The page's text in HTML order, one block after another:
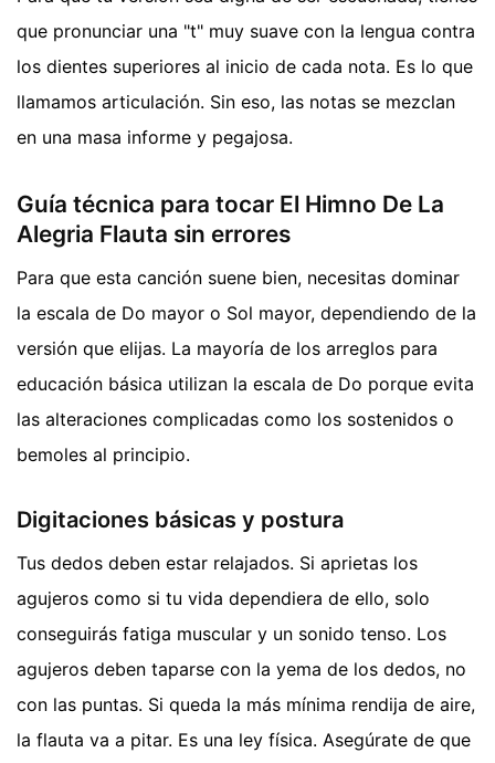
que pronunciar una "t" muy suave con la lengua contra
los dientes superiores al inicio de cada nota. Es lo que
llamamos articulación. Sin eso, las notas se mezclan
en una masa informe y pegajosa.
Guía técnica para tocar El Himno De La
Alegria Flauta sin errores
Para que esta canción suene bien, necesitas dominar
la escala de Do mayor o Sol mayor, dependiendo de la
versión que elijas. La mayoría de los arreglos para
educación básica utilizan la escala de Do porque evita
las alteraciones complicadas como los sostenidos o
bemoles al principio.
Digitaciones básicas y postura
Tus dedos deben estar relajados. Si aprietas los
agujeros como si tu vida dependiera de ello, solo
conseguirás fatiga muscular y un sonido tenso. Los
agujeros deben taparse con la yema de los dedos, no
con las puntas. Si queda la más mínima rendija de aire,
la flauta va a pitar. Es una ley física. Asegúrate de que